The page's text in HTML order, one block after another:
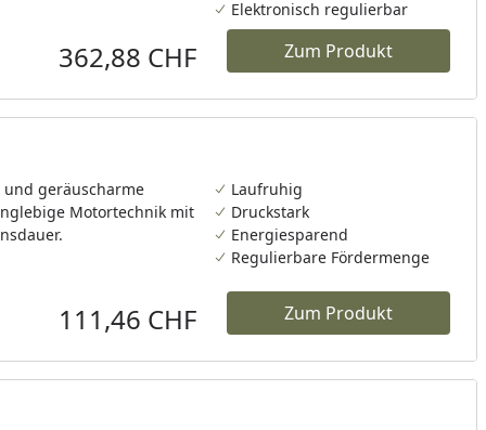
Elektronisch regulierbar
Aktueller Preis
362,88 CHF Zum Produkt
geräuscharme
Motortechnik mit
Laufruhig
Druckstark
Energiesparend
Regulierbare Fördermenge
Aktueller Preis
111,46 CHF Zum Produkt